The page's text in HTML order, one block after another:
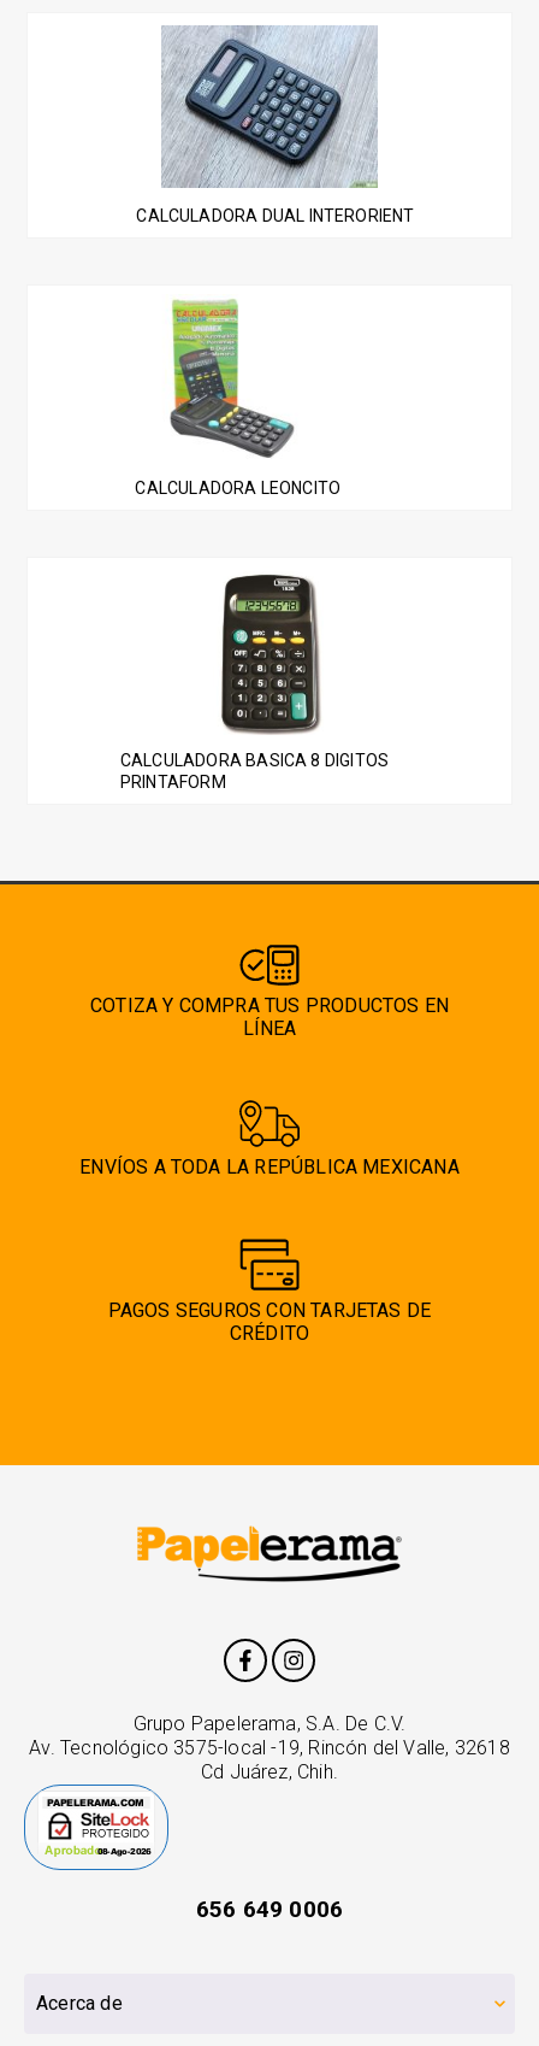
CALCULADORA DUAL INTERORIENT
CALCULADORA LEONCITO
CALCULADORA BASICA 8 DIGITOS
PRINTAFORM
COTIZA Y COMPRA TUS PRODUCTOS EN
LÍNEA
ENVÍOS A TODA LA REPÚBLICA MEXICANA
PAGOS SEGUROS CON TARJETAS DE
CRÉDITO
Grupo Papelerama, S.A. De C.V.
Av. Tecnológico 3575-local -19, Rincón del Valle, 32618
Cd Juárez, Chih.
656 649 0006
Acerca de